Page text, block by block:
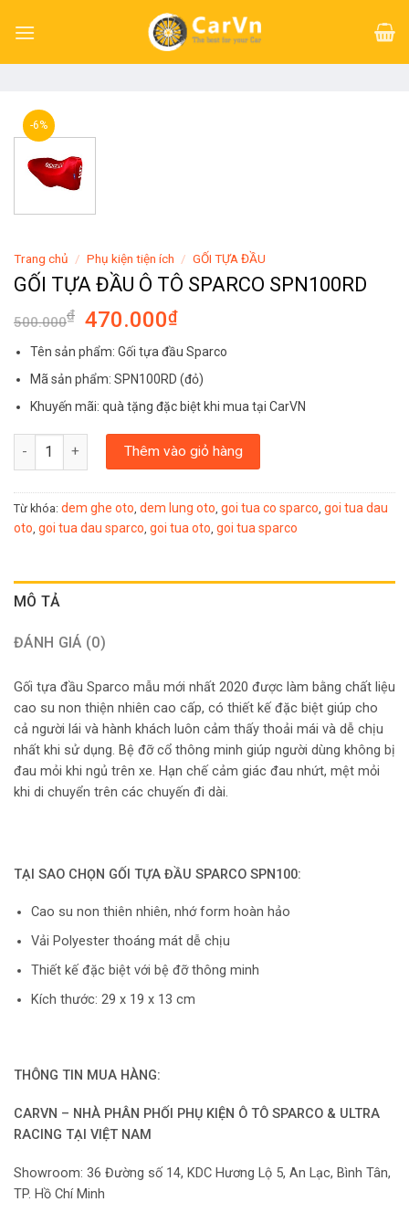
-6%
Trang chủ / Phụ kiện tiện ích / GỐI TỰA ĐẦU
GỐI TỰA ĐẦU Ô TÔ SPARCO SPN100RD
500.000₫ 470.000₫
Tên sản phẩm: Gối tựa đầu Sparco
Mã sản phẩm: SPN100RD (đỏ)
Khuyến mãi: quà tặng đặc biệt khi mua tại CarVN
GỐI TỰA ĐẦU Ô TÔ SPARCO SPN100RD số lượng
Thêm vào giỏ hàng
Từ khóa: dem ghe oto dem lung oto goi tua co sparco goi tua dau
oto goi tua dau sparco goi tua oto goi tua sparco
MÔ TẢ
ĐÁNH GIÁ (0)
Gối tựa đầu Sparco mẫu mới nhất 2020 được làm bằng chất liệu
cao su non thiện nhiên cao cấp, có thiết kế đặc biệt giúp cho
cả người lái và hành khách luôn cảm thấy thoải mái và dễ chịu
nhất khi sử dụng. Bệ đỡ cổ thông minh giúp người dùng không bị
đau mỏi khi ngủ trên xe. Hạn chế cảm giác đau nhứt, mệt mỏi
khi di chuyển trên các chuyến đi dài.
TẠI SAO CHỌN GỐI TỰA ĐẦU SPARCO SPN100:
Cao su non thiên nhiên, nhớ form hoàn hảo
Vải Polyester thoáng mát dễ chịu
Thiết kế đặc biệt với bệ đỡ thông minh
Kích thước: 29 x 19 x 13 cm
THÔNG TIN MUA HÀNG:
CARVN – NHÀ PHÂN PHỐI PHỤ KIỆN Ô TÔ SPARCO & ULTRA
RACING TẠI VIỆT NAM
Showroom: 36 Đường số 14, KDC Hương Lộ 5, An Lạc, Bình Tân,
TP. Hồ Chí Minh